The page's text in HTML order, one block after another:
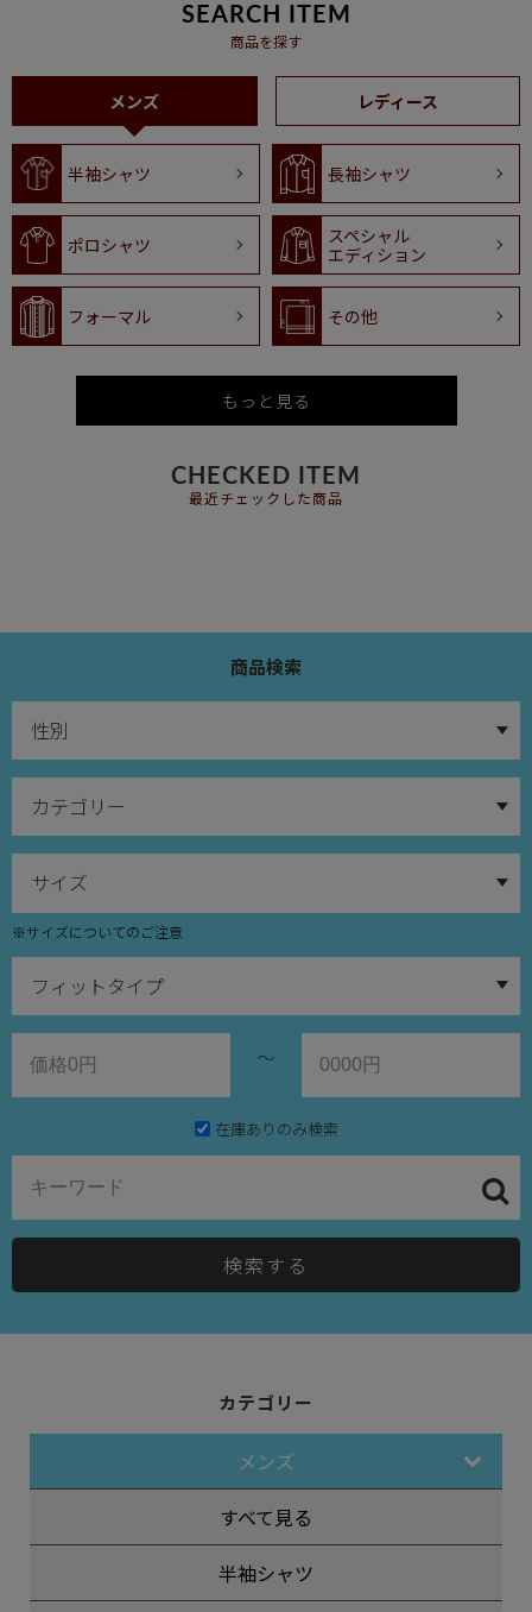
SEARCH ITEM
商品を探す
メンズ レディース
半袖シャツ 長袖シャツ
ポロシャツ
スペシャル
エディション
フォーマル その他
もっと見る
CHECKED ITEM
最近チェックした商品
商品検索
※サイズについてのご注意
～
在庫ありのみ検索
検索する
カテゴリー
メンズ
すべて見る
半袖シャツ